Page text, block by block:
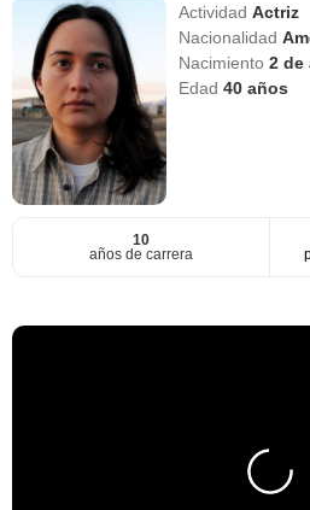
ActividadActriz
Nacionalidad
Nacimiento2 de
Edad40 años
10
años de carrera